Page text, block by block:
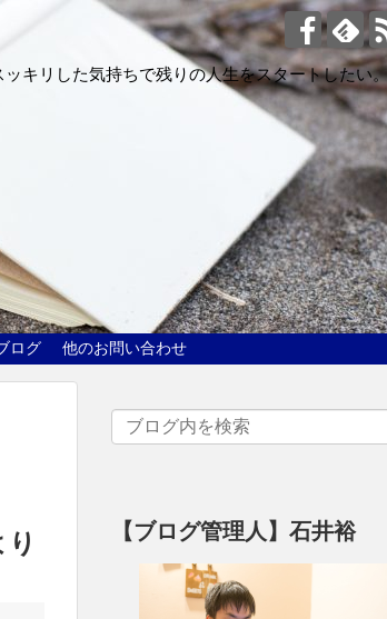
キリした気持ちで残りの人生をスタートしたい
ログ 他のお問い合わせ
【ブログ管理人】石井裕